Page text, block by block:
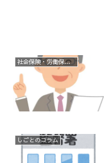
社会保険・労働保険等手続き
しごとのコラム